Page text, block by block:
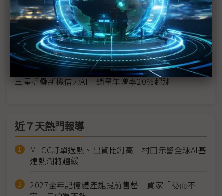
蘋果攜SDC開發折疊機 可能偏「書本式」設計
折疊iPhone大餅香餑餑 台系FCCL只能垂涎？
中國手機動能不墜 折疊機需求供應鏈有感
三星折疊新機借力AI 銷量年增率20%起跳
近７天熱門報導
MLCC訂單過熱、出貨比創高 村田示警全球AI基
建熱潮將趨緩
2027全年記憶體產能提前售罄 買家「祕而不